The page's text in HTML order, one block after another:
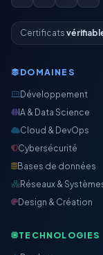
Certificats
DOMAINES
Développement
IA & Data Science
Cloud & DevOps
Cybersécurité
Bases de données
Réseaux &
Design & Création
TECHNOLOGIES